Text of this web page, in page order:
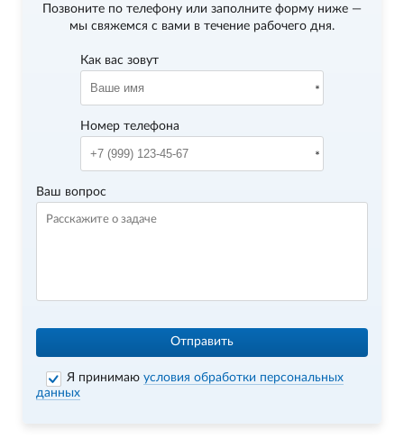
Позвоните по телефону или заполните форму ниже —
мы свяжемся с вами в течение рабочего дня.
Как вас зовут
Номер телефона
Ваш вопрос
Отправить
Я принимаюусловия обработки персональных
данных